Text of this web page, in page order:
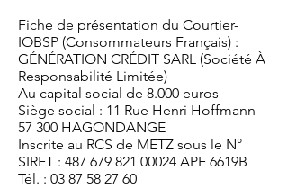
Fiche de présentation du Courtier-
IOBSP (Consommateurs Français) :
GÉNÉRATION CRÉDIT SARL (Société À
Responsabilité Limitée)
Au capital social de 8.000 euros
Siège social : 11 Rue Henri Hoffmann
57 300 HAGONDANGE
Inscrite au RCS de METZ sous le N°
SIRET : 487 679 821 00024 APE 6619B
Tél. : 03 87 58 27 60